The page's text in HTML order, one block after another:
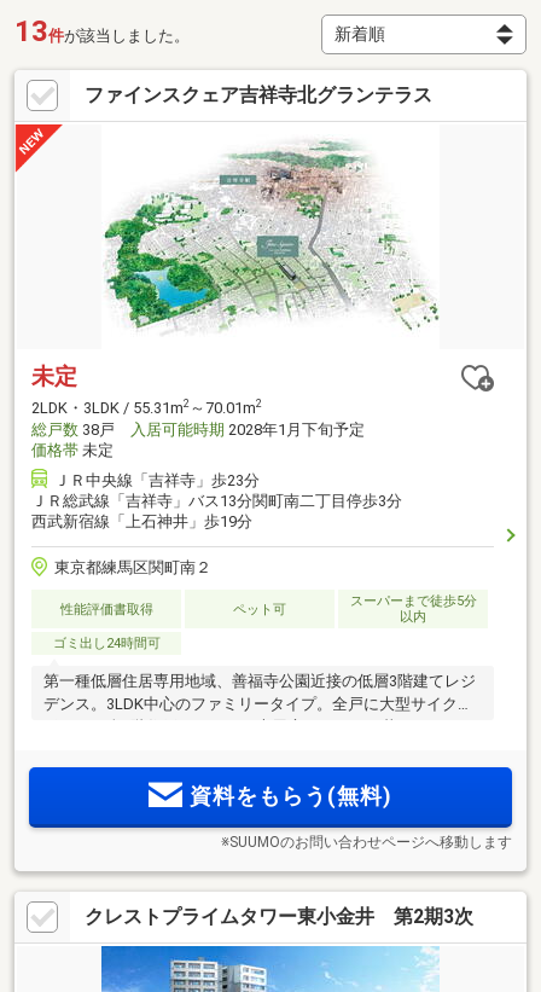
13件が該当しました。
ファインスクェア吉祥寺北グランテラス
未定
2LDK・3LDK / 55.31m2 ～70.01m2
総戸数 38戸 入居可能時期 2028年1月下旬予定
価格帯 未定
ＪＲ中央線「吉祥寺」歩23分
ＪＲ総武線「吉祥寺」バス13分関町南二丁目停歩3分
西武新宿線「上石神井」歩19分
東京都練馬区関町南２
性能評価書取得 ペット可
スーパーまで徒歩5分
以内
ゴミ出し24時間可
第一種低層住居専用地域、善福寺公園近接の低層3階建てレジ
デンス。3LDK中心のファミリータイプ。全戸に大型サイクル
資料をもらう(無料)
※SUUMOのお問い合わせページへ移動します
クレストプライムタワー東小金井 第2期3次